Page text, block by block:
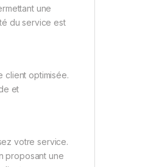
une
du service est
client optimisée.
et
votre service.
proposant une